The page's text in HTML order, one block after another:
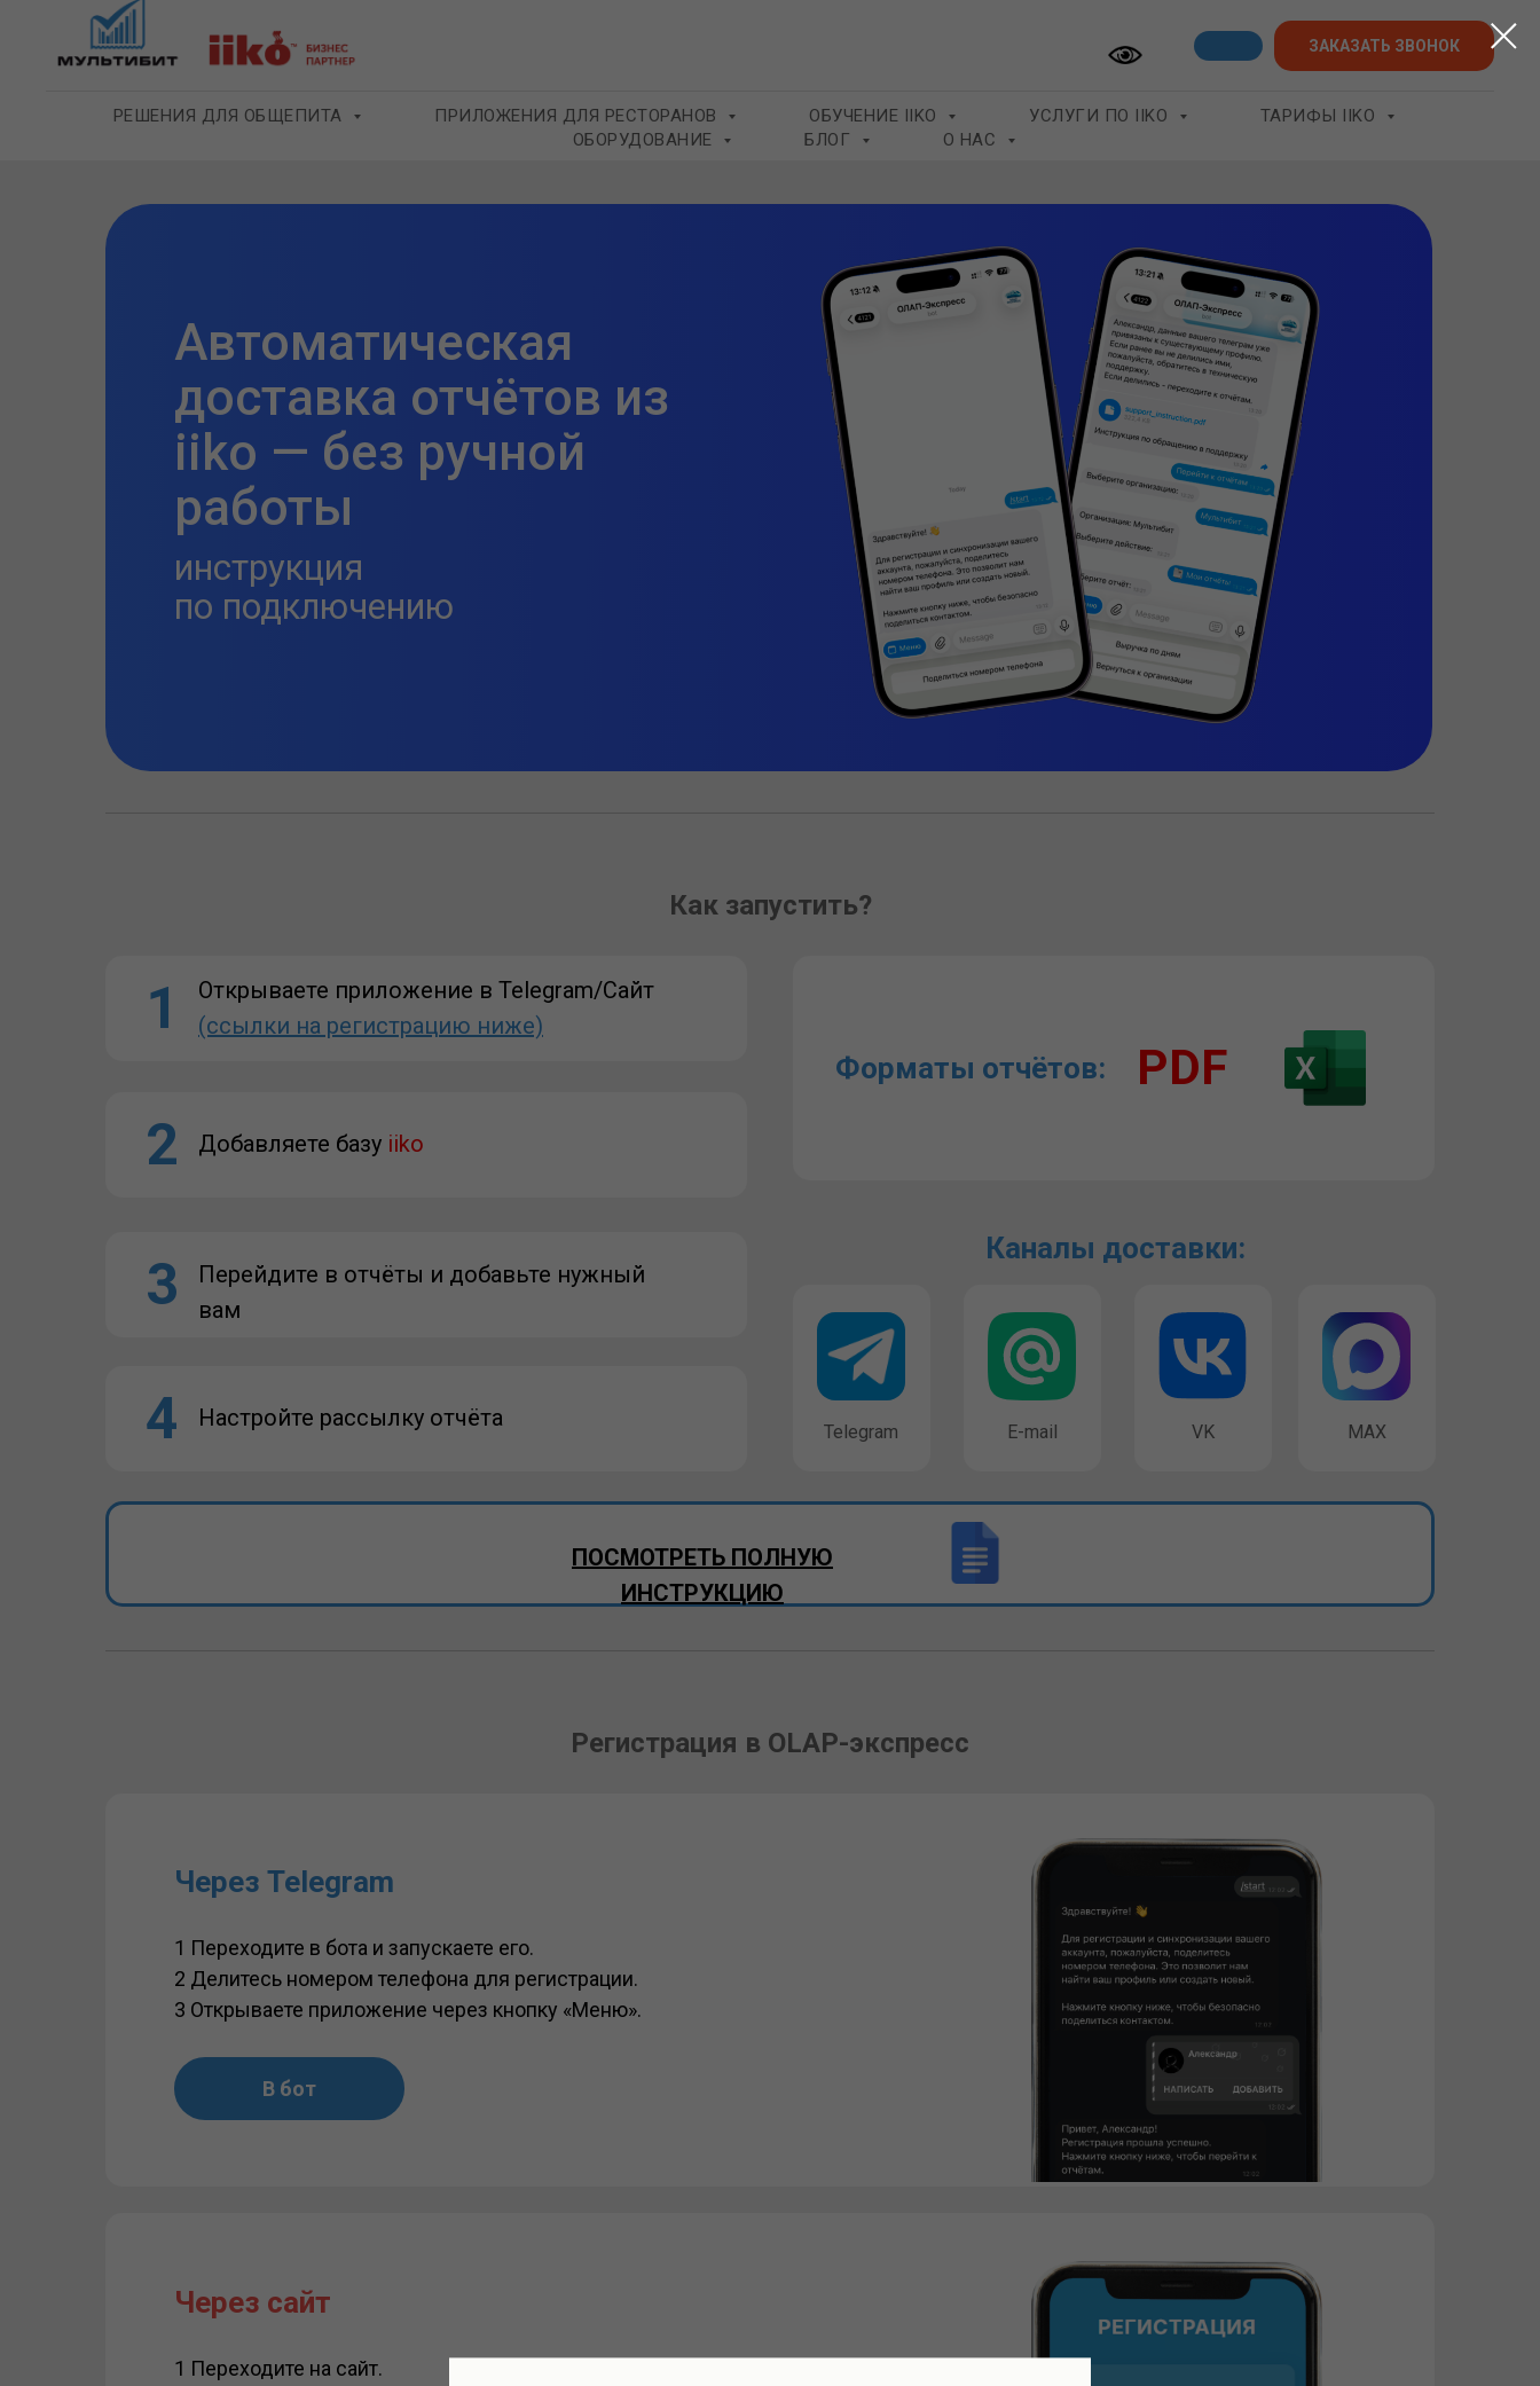
ЗАКАЗАТЬ ЗВОНОК
РЕШЕНИЯ ДЛЯ ОБЩЕПИТА ПРИЛОЖЕНИЯ ДЛЯ РЕСТОРАНОВ ОБУЧЕНИЕ IIKO УСЛУГИ ПО IIKO
ТАРИФЫ IIKO
ОБОРУДОВАНИЕ
БЛОГ О НАС
Автоматическая
доставка отчётов из
iiko — без ручной
работы
инструкция
по подключению
Как запустить?
VK
E-mail
Telegram
Каналы доставки:
Форматы отчётов: PDF
Открываете приложение в Telegram/Сайт
(ссылки на регистрацию ниже)
1
Добавляете базу iiko
2
Настройте рассылку отчёта
3
Перейдите в отчёты и добавьте нужный
вам
4 MAX
ПОСМОТРЕТЬ ПОЛНУЮ
ИНСТРУКЦИЮ
Регистрация в OLAP-экспресс
Через сайт
1 Переходите на сайт.
1 Переходите в бота и запускаете его.
2 Делитесь номером телефона для регистрации.
3 Открываете приложение через кнопку «Меню».
Через Telegram
В бот